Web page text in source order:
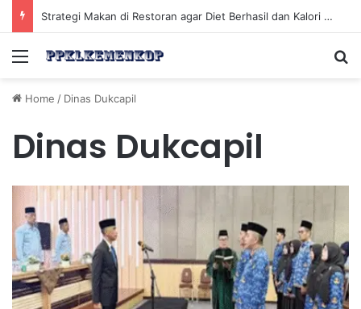
Strategi Makan di Restoran agar Diet Berhasil dan Kalori Tetap Terkontrol
Menu
Home / Dinas Dukcapil
Dinas Dukcapil